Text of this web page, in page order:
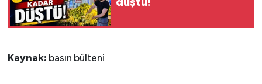
düştü!
Kaynak: basın bülteni